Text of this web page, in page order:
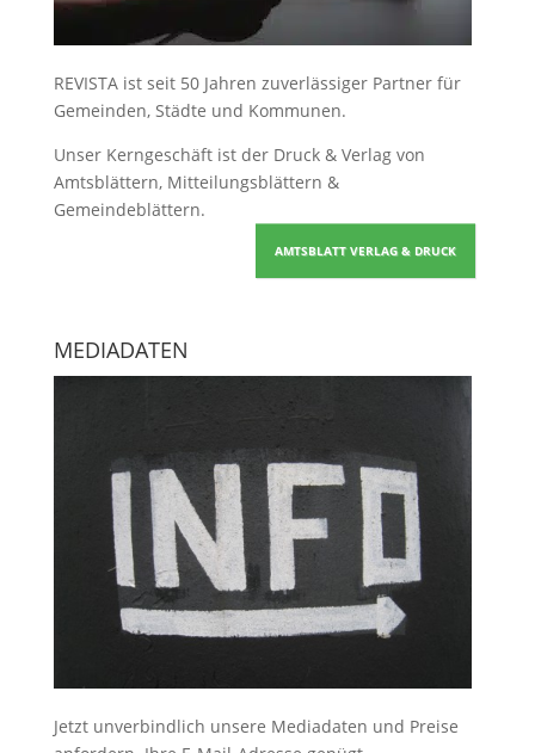
REVISTA ist seit 50 Jahren zuverlässiger Partner für
Gemeinden, Städte und Kommunen.
Unser Kerngeschäft ist der Druck & Verlag von
Amtsblättern, Mitteilungsblättern &
Gemeindeblättern.
AMTSBLATT VERLAG & DRUCK
MEDIADATEN
Jetzt unverbindlich unsere Mediadaten und Preise